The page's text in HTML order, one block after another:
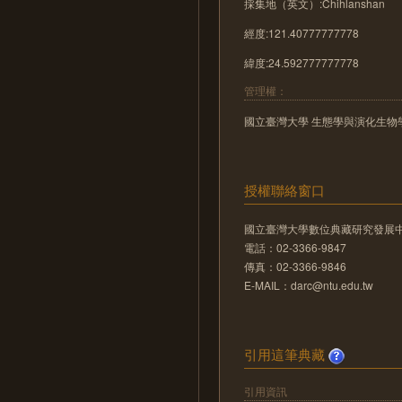
經度:121.40777777778
緯度:24.592777777778
管理權：
國立臺灣大學 生態學與演化生物
授權聯絡窗口
國立臺灣大學數位典藏研究發展
電話：02-3366-9847
傳真：02-3366-9846
E-MAIL：darc@ntu.edu.tw
引用這筆典藏
引用資訊